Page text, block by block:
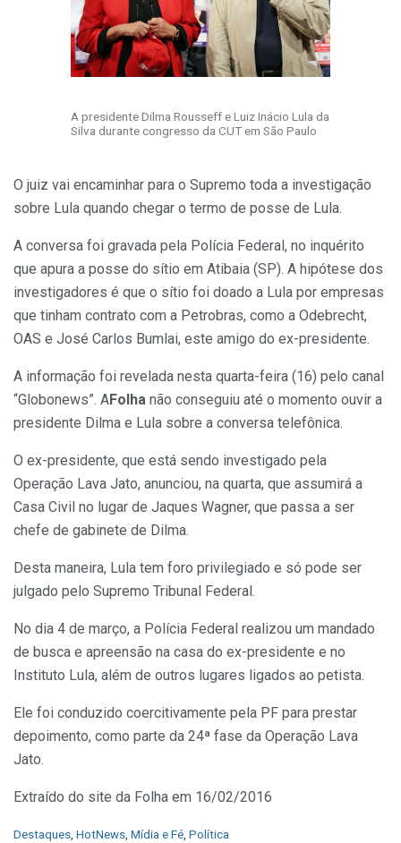
A presidente Dilma Rousseff e Luiz Inácio Lula da
Silva durante congresso da CUT em São Paulo
O juiz vai encaminhar para o Supremo toda a investigação
sobre Lula quando chegar o termo de posse de Lula.
A conversa foi gravada pela Polícia Federal, no inquérito
que apura a posse do sítio em Atibaia (SP). A hipótese dos
investigadores é que o sítio foi doado a Lula por empresas
que tinham contrato com a Petrobras, como a Odebrecht,
OAS e José Carlos Bumlai, este amigo do ex-presidente.
A informação foi revelada nesta quarta-feira (16) pelo canal
“Globonews”. AFolha não conseguiu até o momento ouvir a
presidente Dilma e Lula sobre a conversa telefônica.
O ex-presidente, que está sendo investigado pela
Operação Lava Jato, anunciou, na quarta, que assumirá a
Casa Civil no lugar de Jaques Wagner, que passa a ser
chefe de gabinete de Dilma.
Desta maneira, Lula tem foro privilegiado e só pode ser
julgado pelo Supremo Tribunal Federal.
No dia 4 de março, a Polícia Federal realizou um mandado
de busca e apreensão na casa do ex-presidente e no
Instituto Lula, além de outros lugares ligados ao petista.
Ele foi conduzido coercitivamente pela PF para prestar
depoimento, como parte da 24ª fase da Operação Lava
Jato.
Extraído do site da Folha em 16/02/2016
C
Destaques, HotNews, Mídia e Fé, Política